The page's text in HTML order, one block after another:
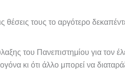
τους το αργότερο
του Πανεπιστημίου για τον
κι ότι άλλο μπορεί να